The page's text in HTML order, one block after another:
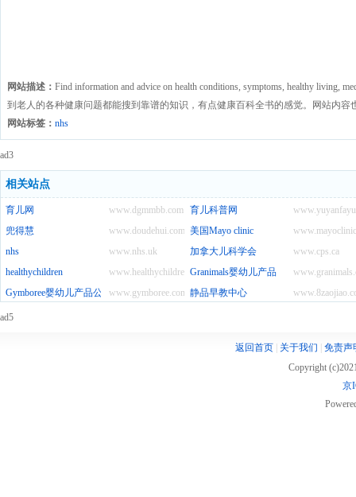
网站描述： Find information and advice on health conditions, symptoms, healthy living,
到老人的各种健康问题都能搜到靠谱的知识，有点健康百科全书的感觉。网站内容
网站标签： nhs
ad3
相关站点
www.dgmmbb.com
育儿网
育儿科普网
www.doudehui.com
兜得慧
美国Mayo clinic
www.nhs.uk
nhs www.cps.ca
加拿大儿科学会
www.healthychildren.org
healthychildren
Granimals婴幼儿产品
www.gymboree.com
Gymboree婴幼儿产品公司 静品早教中心
ad5
返回首页| 关于我们
免责声
Copyright
京